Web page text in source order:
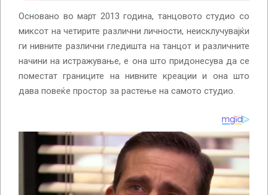
Основано во март 2013 година, танцовото студио со
миксот на четирите различни личности, неисклучувајќи
ги нивните различни гледишта на танцот и различните
начини на истражување, е она што придонесува да се
поместат границите на нивните креации и она што
дава повеќе простор за растење на самото студио.